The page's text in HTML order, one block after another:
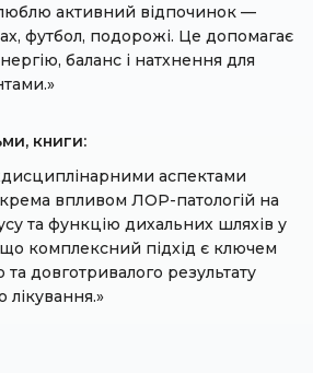
активний відпочинок —
футбол, подорожі. Це допомагає
баланс і натхнення для
книги:
аспектами
впливом ЛОР-патологій на
та функцію дихальних шляхів у
комплексний підхід є ключем
довготривалого результату
лікування.»